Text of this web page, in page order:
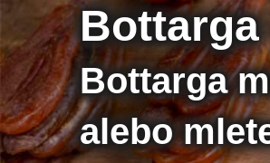
Bottarga
alebo